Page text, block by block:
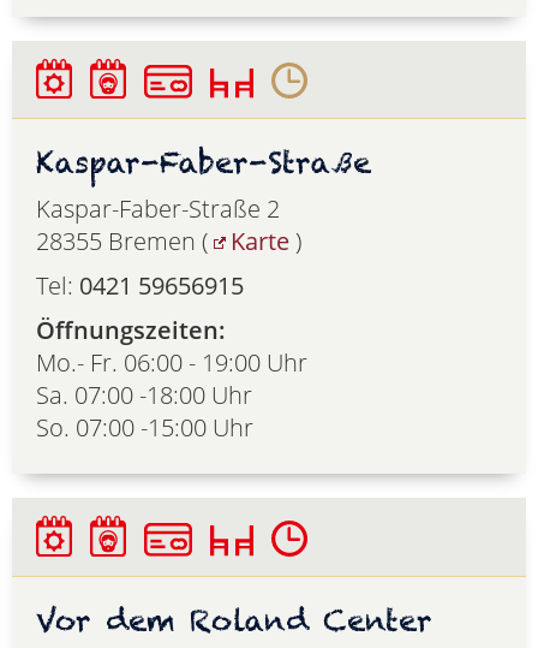
Kaspar-Faber-Straße
Kaspar-Faber-Straße 2
28355 Bremen (
Karte )
Tel: 0421 59656915
Öffnungszeiten:
Mo.- Fr. 06:00 - 19:00 Uhr
Sa. 07:00 -18:00 Uhr
So. 07:00 -15:00 Uhr
Vor dem Roland Center